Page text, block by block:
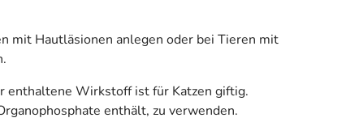
mit Hautläsionen anlegen oder bei Tieren mit
enthaltene Wirkstoff ist für Katzen giftig.
enthält, zu verwenden.